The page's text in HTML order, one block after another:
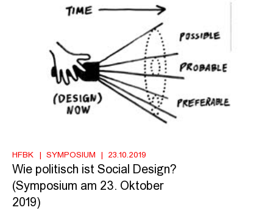
HFBK SYMPOSIUM 23.10.2019
Wie politisch ist Social Design?
(Symposium am 23. Oktober
2019)